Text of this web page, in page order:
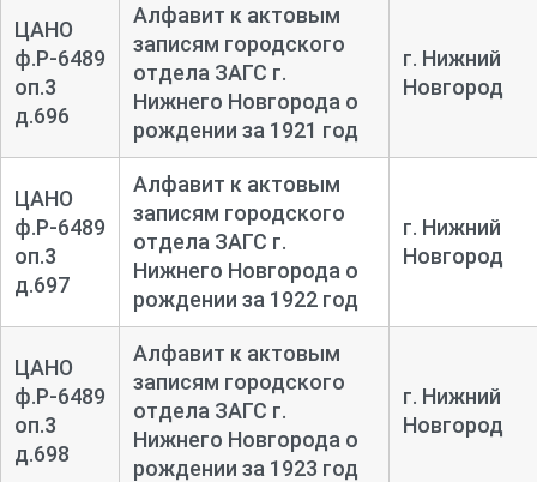
ЦАНО
ф.Р-6489
оп.3
д.696
Алфавит к актовым
записям городского
отдела ЗАГС г.
Нижнего Новгорода о
рождении за 1921 год
г. Нижний
Новгород
ЦАНО
ф.Р-6489
оп.3
д.697
Алфавит к актовым
записям городского
отдела ЗАГС г.
Нижнего Новгорода о
рождении за 1922 год
г. Нижний
Новгород
ЦАНО
ф.Р-6489
оп.3
д.698
Алфавит к актовым
записям городского
отдела ЗАГС г.
Нижнего Новгорода о
рождении за 1923 год
г. Нижний
Новгород